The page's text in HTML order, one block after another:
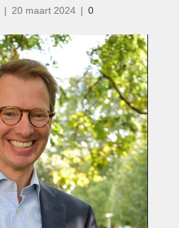
| 20 maart 2024 | 0